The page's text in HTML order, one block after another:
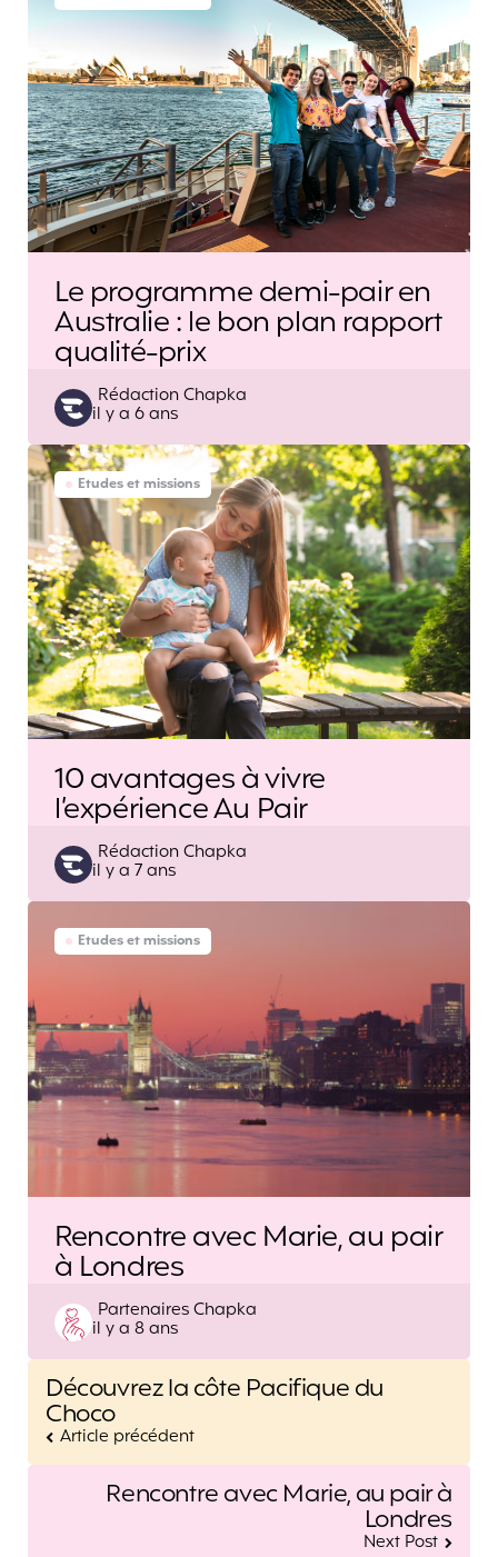
Le programme demi-pair en
Australie : le bon plan rapport
qualité-prix
Posted
by
Rédaction Chapka
il y a 6 ans
Etudes et missions
10 avantages à vivre
l’expérience Au Pair
Posted
by
Rédaction Chapka
il y a 7 ans
Etudes et missions
Rencontre avec Marie, au pair
à Londres
Posted
by
Partenaires Chapka
il y a 8 ans
Post
navigation
Découvrez la côte Pacifique du
Choco
Article précédent
Rencontre avec Marie, au pair à
Londres
Next Post